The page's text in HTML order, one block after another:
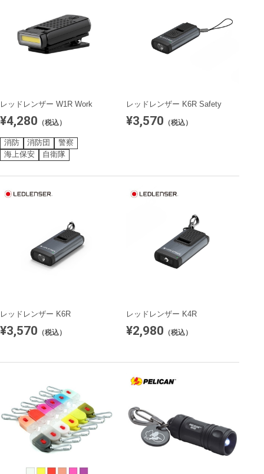
レッドレンザー W1R Work
¥4,280 （税込）
消防 消防団
警察
海上保安
自衛隊
レッドレンザー K6R Safety
¥3,570 （税込）
レッドレンザー K6R
¥3,570 （税込）
レッドレンザー K4R
¥2,980 （税込）